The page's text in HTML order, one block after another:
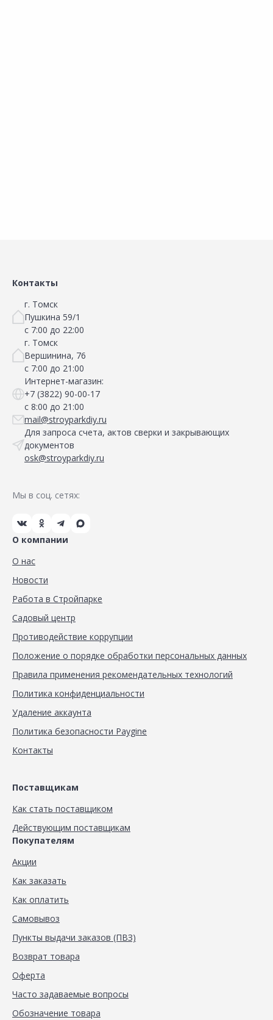
Контакты
г. Томск
Пушкина 59/1
с 7:00 до 22:00
г. Томск
Вершинина, 76
с 7:00 до 21:00
Интернет-магазин:
+7 (3822) 90-00-17
с 8:00 до 21:00
mail@stroyparkdiy.ru
Для запроса счета, актов сверки и закрывающих
документов
osk@stroyparkdiy.ru
Мы в соц. сетях:
О компании
О нас
Новости
Работа в Стройпарке
Садовый центр
Противодействие коррупции
Положение о порядке обработки персональных данных
Правила применения рекомендательных технологий
Политика конфиденциальности
Удаление аккаунта
Политика безопасности Paygine
Контакты
Поставщикам
Как стать поставщиком
Действующим поставщикам
Покупателям
Акции
Как заказать
Как оплатить
Самовывоз
Пункты выдачи заказов (ПВЗ)
Возврат товара
Оферта
Часто задаваемые вопросы
Обозначение товара